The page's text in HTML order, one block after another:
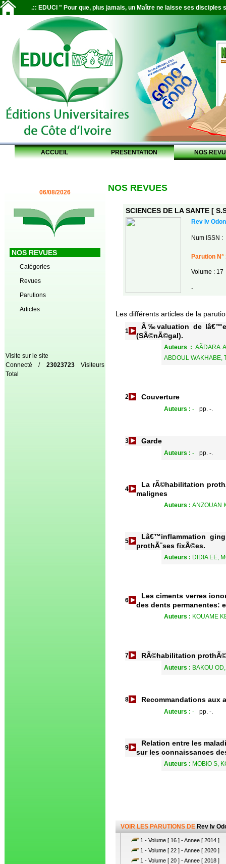
.:: EDUCI " Pour que, plus jamais, un Maître ne laisse ses disciples
ACCUEIL PRESENTATION NOS
06/08/2026
NOS REVUES
Catégories
Revues
Parutions
Articles
Visite sur le site
Connecté / 23023723Visiteurs
Total
NOS REVUES
SCIENCES DE LA SANTE [
Rev Iv
Num ISSN :
Parution N°
Volume : 17
-
Les différents articles de la
1
Ã‰valuation de
(SÃ©nÃ©gal).
Auteurs :
ABDOUL
2 Couverture
Auteurs : - pp. -.
3 Garde
Auteurs : - pp. -.
4
La rÃ©habilitation
malignes
Auteurs : ANZOUAN
5
Lâ€™inflammation
prothÃ¨ses fixÃ©es.
Auteurs : DIDIA EE,
6
Les ciments verres
des dents permanentes:
Auteurs : KOUAME
7 RÃ©habilitation
Auteurs : BAKOU
8 Recommandations aux
Auteurs : - pp. -.
9
Relation entre les
sur les connaissances
Auteurs : MOBIO S,
VOIR LES PARUTIONS DE Rev Iv
1 - Volume [ 16 ] - Annee [ 2014 ]
1 - Volume [ 22 ] - Annee [ 2020 ]
1 - Volume [ 20 ] - Annee [ 2018 ]